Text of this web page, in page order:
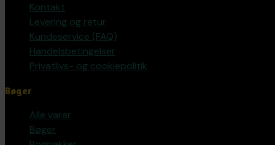
Kontakt
Levering og retur
Kundeservice (FAQ)
Handelsbetingelser
Privatlivs- og cookiepolitik
Bøger
Alle varer
Bøger